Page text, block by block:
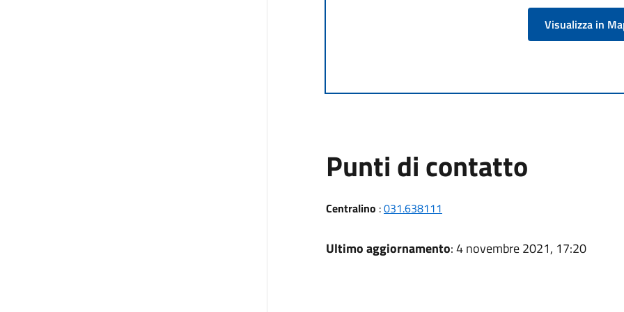
Visualizza in
Punti di contatto
Centralino :031.638111
Ultimo aggiornamento: 4 novembre 2021, 17:20